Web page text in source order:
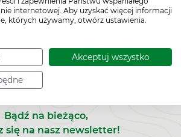
internetowej. Aby uzyskać więcej informacji
których używamy, otwórz ustawienia.
Akceptuj wszystko
Bądź na bieżąco,
się na nasz newsletter!